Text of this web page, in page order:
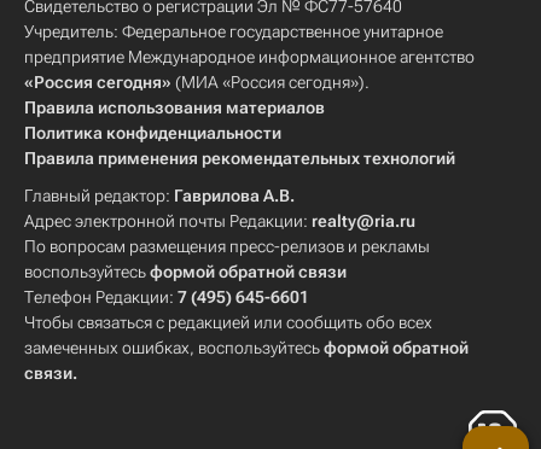
Свидетельство о регистрации Эл № ФС77-57640
Учредитель: Федеральное государственное унитарное
предприятие Международное информационное агентство
«Россия сегодня» (МИА «Россия сегодня»).
Правила использования материалов
Политика конфиденциальности
Правила применения рекомендательных технологий
Главный редактор: Гаврилова А.В.
Адрес электронной почты Редакции: realty@ria.ru
По вопросам размещения пресс-релизов и рекламы
воспользуйтесьформой обратной связи
Телефон Редакции: 7 (495) 645-6601
Чтобы связаться с редакцией или сообщить обо всех
замеченных ошибках, воспользуйтесьформой обратной
связи.